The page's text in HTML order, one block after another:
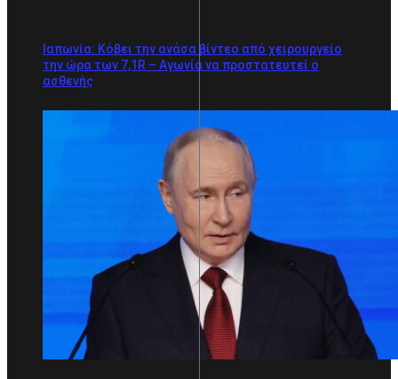
Ιαπωνία: Κόβει την ανάσα βίντεο από χειρουργείο
την ώρα των 7,1R – Αγωνία να προστατευτεί ο
ασθενής